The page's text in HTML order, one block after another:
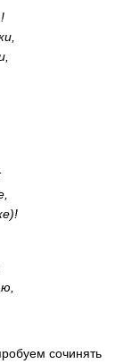
сочинять